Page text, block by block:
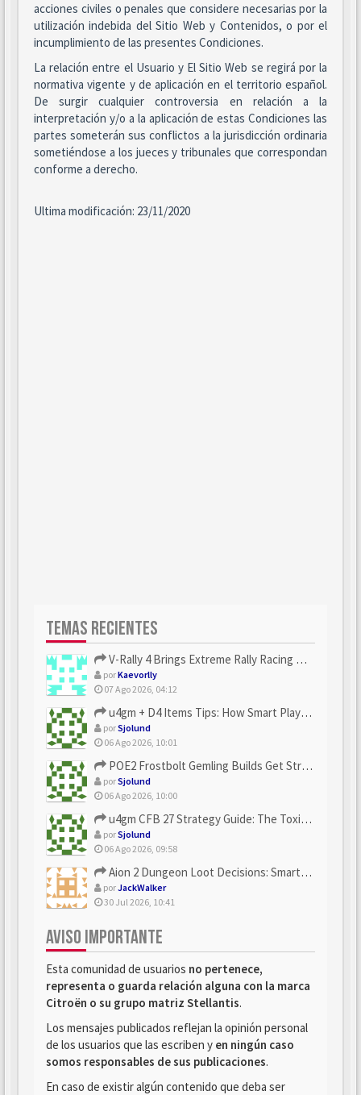
acciones civiles o penales que considere necesarias por la
utilización indebida del Sitio Web y Contenidos, o por el
incumplimiento de las presentes Condiciones.
La relación entre el Usuario y El Sitio Web se regirá por la
normativa vigente y de aplicación en el territorio español.
De surgir cualquier controversia en relación a la
interpretación y/o a la aplicación de estas Condiciones las
partes someterán sus conflictos a la jurisdicción ordinaria
sometiéndose a los jueces y tribunales que correspondan
conforme a derecho.
Ultima modificación: 23/11/2020
TEMAS RECIENTES
V-Rally 4 Brings Extreme Rally Racing With Challenging Track...
porKaevorlly
07 Ago 2026, 04:12
u4gm + D4 Items Tips: How Smart Players Optimize Gear, Build...
porSjolund
06 Ago 2026, 10:01
POE2 Frostbolt Gemling Builds Get Stronger With u4gm’s Ice C...
porSjolund
06 Ago 2026, 10:00
u4gm CFB 27 Strategy Guide: The Toxic Offensive Scheme Your ...
porSjolund
06 Ago 2026, 09:58
Aion 2 Dungeon Loot Decisions: Smarter Runs With U4N
porJackWalker
30 Jul 2026, 10:41
AVISO IMPORTANTE
Esta comunidad de usuarios no pertenece,
representa o guarda relación alguna con la marca
Citroën o su grupo matriz Stellantis.
Los mensajes publicados reflejan la opinión personal
de los usuarios que las escriben y en ningún caso
somos responsables de sus publicaciones.
En caso de existir algún contenido que deba ser